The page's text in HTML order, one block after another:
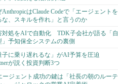
AnthropicはClaude Codeで「エージェントを
な、スキルを作れ」と言うのか
対処をAIで自動化 TDK子会社が語る「自
」予知保全システムの裏側
子に乗り遅れるな」がAI予算を圧迫
が説く投資判断3つ
ージェント成功の鍵は「社長の朝のルーテ